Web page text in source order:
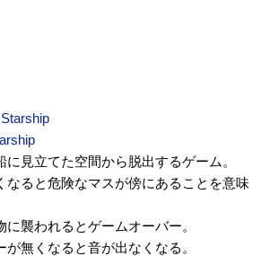
見立てた空間から脱出するゲーム。
なると危険なマスが傍にあることを意味
襲われるとゲームオーバー。
無くなると音が出なくなる。